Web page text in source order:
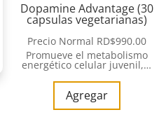
Dopamine Advantage (30
capsulas vegetarianas)
Precio Normal RD$990.00
Promueve el metabolismo
energético celular juvenil,…
Agregar